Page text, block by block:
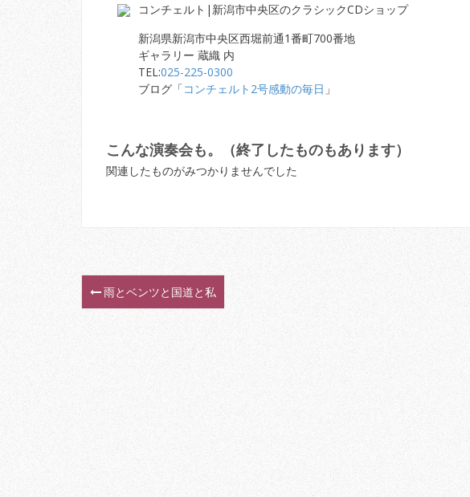
コンチェルト|新潟市中央区のクラシックCDショップ
新潟県新潟市中央区西堀前通1番町700番地
ギャラリー 蔵織 内
TEL:025-225-0300
ブログ「コンチェルト2号感動の毎日 」
こんな演奏会も。（終了したものもあります）
関連したものがみつかりませんでした
P 雨とベンツと国道と私